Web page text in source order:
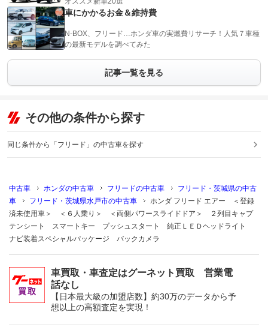
車にかかるお金＆維持費
N-BOX、フリード…ホンダ車の実燃費リサーチ！人気７車種
の最新モデルを調べてみた
記事一覧を見る
その他の条件から探す
同じ条件から「フリード」の中古車を探す
中古車 ホンダの中古車 フリードの中古車
フリード・茨城県の中古
車
フリード・茨城県水戸市の中古車
ホンダ フリード エアー ＜登録
済未使用車＞ ＜６人乗り＞ ＜両側パワースライドドア＞ ２列目キャプ
テンシート スマートキー プッシュスタート 純正ＬＥＤヘッドライト
ナビ装着スペシャルパッケージ バックカメラ
車買取・車査定はグーネット買取 営業電
話なし
【日本最大級の加盟店数】約30万のデータから予
想以上の高額査定を実現！